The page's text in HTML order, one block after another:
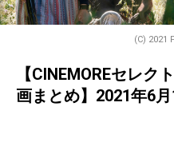
(C)
【CINEMOREセレ
画まとめ】2021年6